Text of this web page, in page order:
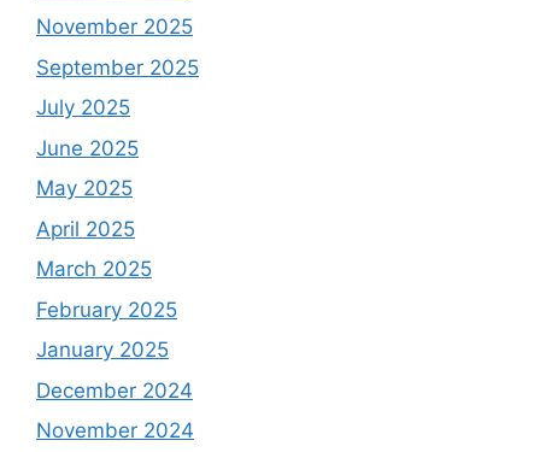
November 2025
September 2025
July 2025
June 2025
May 2025
April 2025
March 2025
February 2025
January 2025
December 2024
November 2024